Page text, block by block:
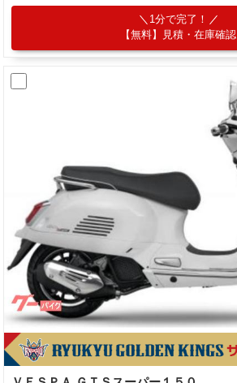
1分で完了！
【無料】見積・在庫確認